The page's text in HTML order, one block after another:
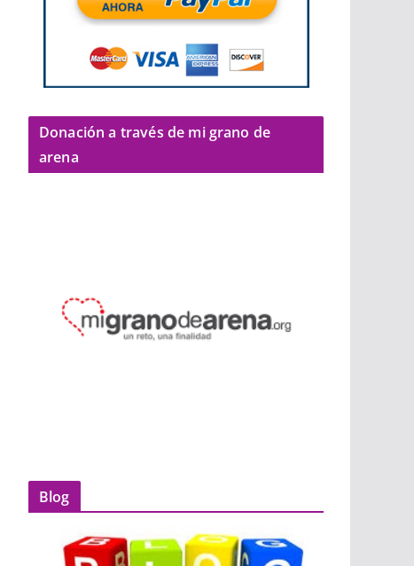
Donación a través de mi grano de
arena
Blog